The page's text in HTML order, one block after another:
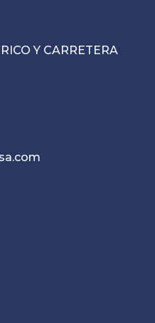
Y CARRETERA